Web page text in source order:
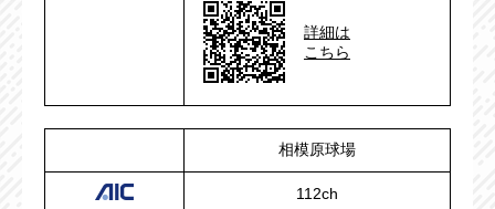
詳細は
こちら
相模原球場
112ch